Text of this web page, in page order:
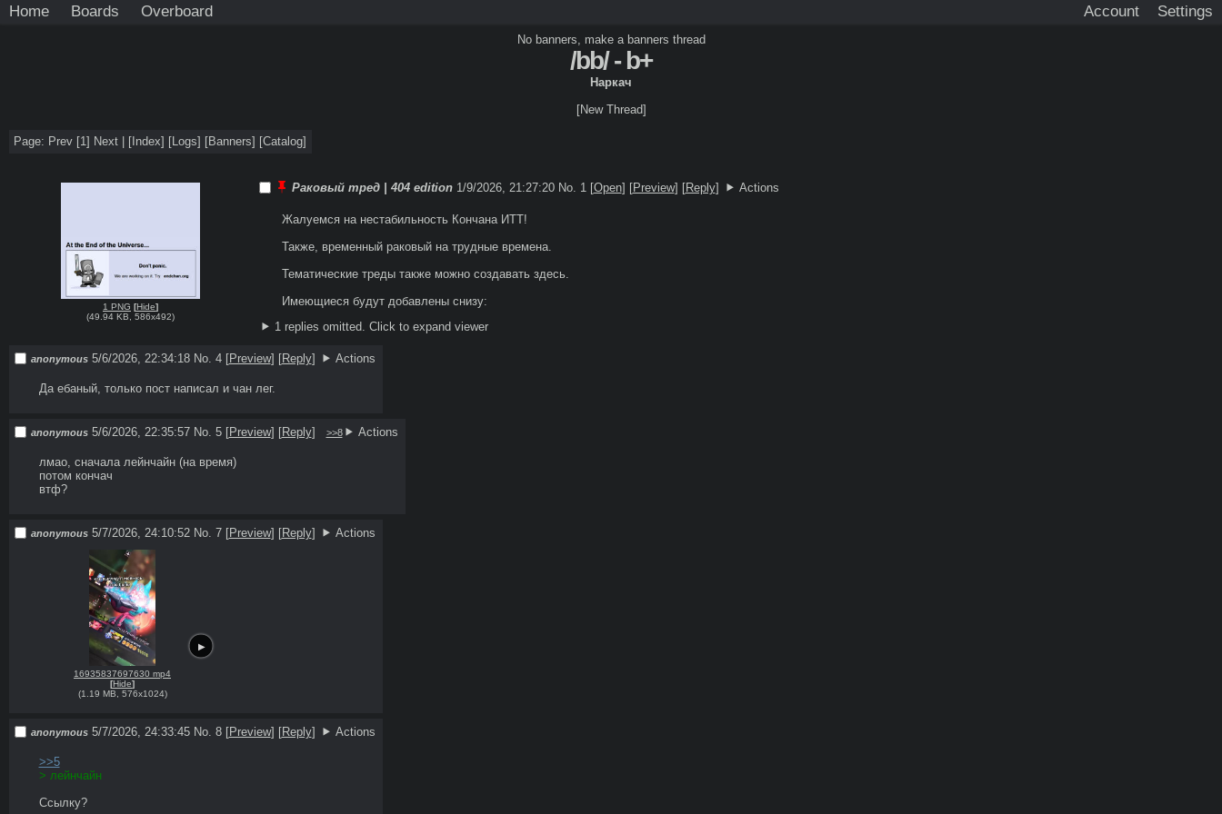
Home Boards Overboard Account
No banners, make a banners thread
/bb/ - b+
Наркач
[New Thread]
Page: Prev [1] Next | [ Index] [Logs] [Banners] [Catalog]
1 PNG [Hide]
(49.94 KB 586x492)
Раковый тред | 404 edition 1/9/2026, 21:27:20 No. 1 [Open] [Preview] [Reply] Actions
Жалуемся на нестабильность Кончана ИТТ!
Также, временный раковый на трудные времена.
Тематические треды также можно создавать здесь.
1 replies omitted.Click to expand viewer
anonymous 5/6/2026, 22:34:18 No. 4 [Preview] [Reply] Actions
Да ебаный, только пост написал и чан лег.
anonymous 5/6/2026, 22:35:57 No. 5 [Preview] [Reply] >>8 Actions
лмао, сначала лейнчайн (на время)
потом кончач
втф?
anonymous 5/7/2026, 24:10:52 No. 7 [Preview] [Reply] Actions
16935837697630 mp4
[Hide]
(1.19 MB 576x1024)
anonymous 5/7/2026, 24:33:45 No. 8 [Preview] [Reply] Actions
>>5
Ccылку?